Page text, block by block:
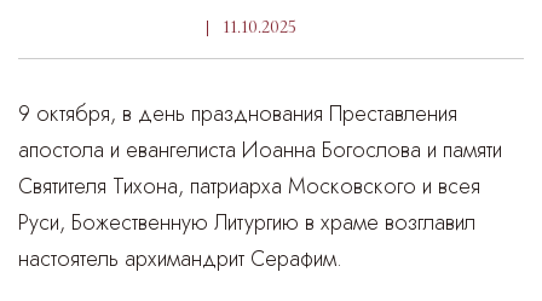
11.10.2025
9 октября, в день празднования Преставления
апостола и евангелиста Иоанна Богослова и памяти
Святителя Тихона, патриарха Московского и всея
Руси, Божественную Литургию в храме возглавил
настоятель архимандрит Серафим.